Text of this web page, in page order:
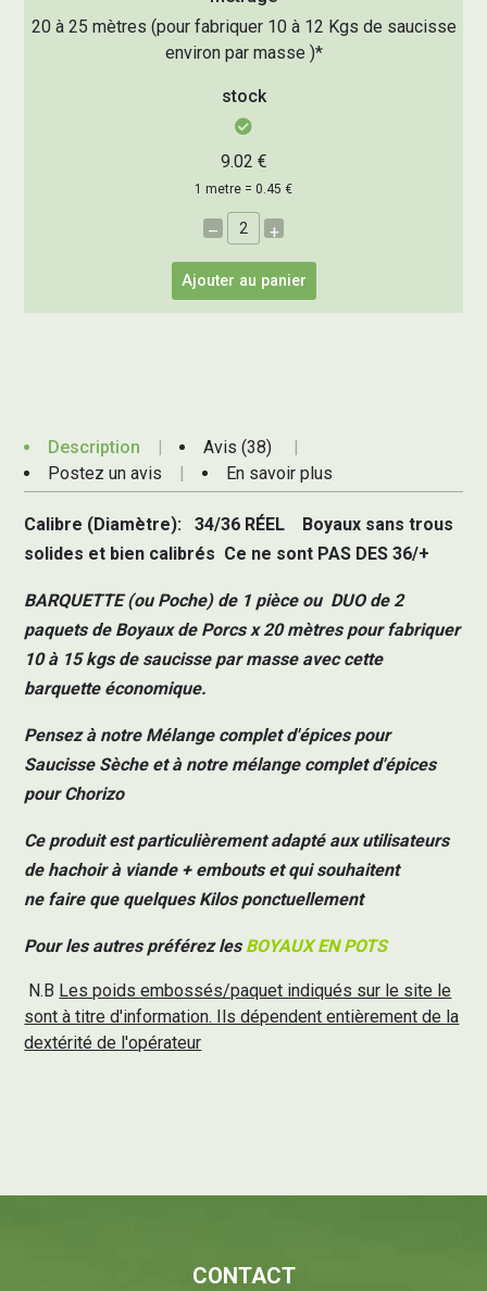
20 à 25 mètres (pour fabriquer 10 à 12 Kgs de saucisse
environ par masse )*
stock
9.02 €
1 metre = 0.45 €
– +
Ajouter au panier
Description
Avis (38)
Postez un avis
En savoir plus
Calibre (Diamètre): 34/36 RÉEL Boyaux sans trous
solides et bien calibrés Ce ne sont PAS DES 36/+
BARQUETTE (ou Poche) de 1 pièce ou DUO de 2
paquets de Boyaux de Porcs x 20 mètres pour fabriquer
10 à 15 kgsde saucisse par masse avec cette
barquette économique.
Pensez à notre Mélange complet d'épices pour
Saucisse Sèche et à notre mélange complet d'épices
pour Chorizo
Ce produit est particulièrement adapté aux utilisateurs
de hachoir à viande + embouts et qui souhaitent
ne faire que quelques Kilos ponctuellement
Pour les autres préférez lesBOYAUX EN POTS
N.B Les poids embossés/paquet indiqués sur le site le
sont à titre d'information. Ils dépendent entièrement de la
dextérité de l'opérateur
CONTACT